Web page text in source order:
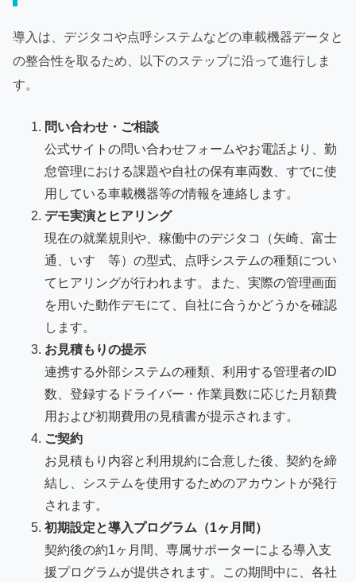
導入は、デジタコや点呼システムなどの車載機器データと
の整合性を取るため、以下のステップに沿って進行しま
す。
問い合わせ・ご相談
公式サイトの問い合わせフォームやお電話より、勤
怠管理における課題や自社の保有車両数、すでに使
用している車載機器等の情報を連絡します。
デモ実演とヒアリング
現在の就業規則や、稼働中のデジタコ（矢崎、富士
通、いすゞ等）の型式、点呼システムの種類につい
てヒアリングが行われます。また、実際の管理画面
を用いた動作デモにて、自社に合うかどうかを確認
します。
お見積もりの提示
連携する外部システムの種類、利用する管理者のID
数、登録するドライバー・作業員数に応じた月額費
用および初期費用の見積書が提示されます。
ご契約
お見積もり内容と利用規約に合意した後、契約を締
結し、システムを使用するためのアカウントが発行
されます。
初期設定と導入プログラム（1ヶ月間）
契約後の約1ヶ月間、専属サポーターによる導入支
援プログラムが提供されます。この期間中に、各社